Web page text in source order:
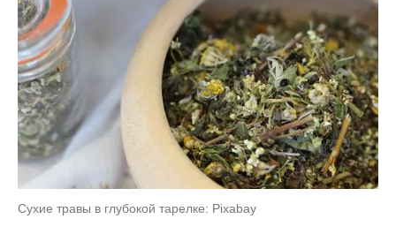
Сухие травы в глубокой тарелке: Pixabay